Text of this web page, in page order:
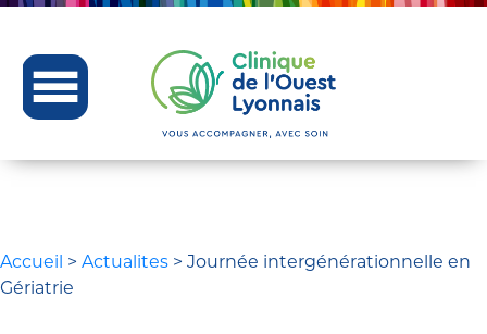
Accueil > Actualites > Journée intergénérationnelle en
Gériatrie